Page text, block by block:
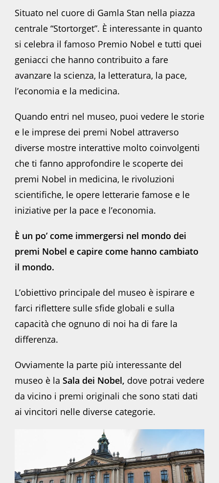
Situato nel cuore di Gamla Stan nella piazza
centrale “Stortorget”. È interessante in quanto
si celebra il famoso Premio Nobel e tutti quei
geniacci che hanno contribuito a fare
avanzare la scienza, la letteratura, la pace,
l’economia e la medicina.
Quando entri nel museo, puoi vedere le storie
e le imprese dei premi Nobel attraverso
diverse mostre interattive molto coinvolgenti
che ti fanno approfondire le scoperte dei
premi Nobel in medicina, le rivoluzioni
scientifiche, le opere letterarie famose e le
iniziative per la pace e l’economia.
È un po’ come immergersi nel mondo dei
premi Nobel e capire come hanno cambiato
il mondo.
L’obiettivo principale del museo è ispirare e
farci riflettere sulle sfide globali e sulla
capacità che ognuno di noi ha di fare la
differenza.
Ovviamente la parte più interessante del
museo è la Sala dei Nobel, dove potrai vedere
da vicino i premi originali che sono stati dati
ai vincitori nelle diverse categorie.